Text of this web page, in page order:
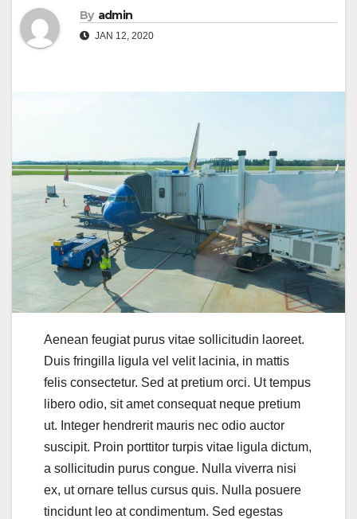
By admin
JAN 12, 2020
Aenean feugiat purus vitae sollicitudin laoreet.
Duis fringilla ligula vel velit lacinia, in mattis
felis consectetur. Sed at pretium orci. Ut tempus
libero odio, sit amet consequat neque pretium
ut. Integer hendrerit mauris nec odio auctor
suscipit. Proin porttitor turpis vitae ligula dictum,
a sollicitudin purus congue. Nulla viverra nisi
ex, ut ornare tellus cursus quis. Nulla posuere
tincidunt leo at condimentum. Sed egestas